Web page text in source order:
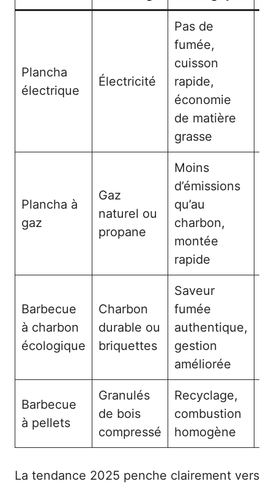
Plancha
électrique
Électricité
Pas de
fumée,
cuisson
rapide,
économie
de matière
grasse
Plancha à
gaz
Gaz
naturel ou
propane
Moins
d’émissions
qu’au
charbon,
montée
rapide
Barbecue
à charbon
écologique
Charbon
durable ou
briquettes
Saveur
fumée
authentique,
gestion
améliorée
Barbecue
à pellets
Granulés
de bois
compressé
Recyclage,
combustion
homogène
La tendance 2025 penche clairement vers